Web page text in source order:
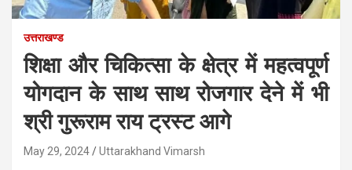
उत्तराखण्ड
शिक्षा और चिकित्सा के क्षेत्र में महत्वपूर्ण
योगदान के साथ साथ रोजगार देने में भी
श्री गुरूराम राय ट्रस्ट आगे
May 29, 2024 Uttarakhand Vimarsh